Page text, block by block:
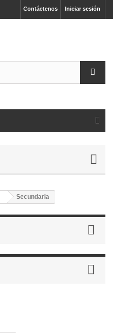
Iniciar sesión
Contáctenos
Secundaria